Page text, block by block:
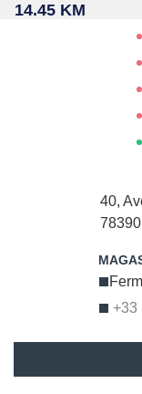
14.45 KM
40,
78390
+33